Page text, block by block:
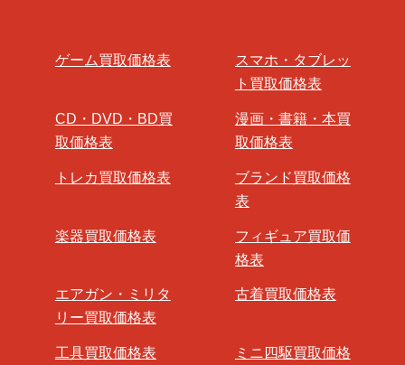
ゲーム買取価格表
スマホ・タブレッ
ト買取価格表
CD・DVD・BD買
取価格表
漫画・書籍・本買
取価格表
トレカ買取価格表
ブランド買取価格
表
楽器買取価格表
フィギュア買取価
格表
エアガン・ミリタ
リー買取価格表
古着買取価格表
工具買取価格表
ミニ四駆買取価格